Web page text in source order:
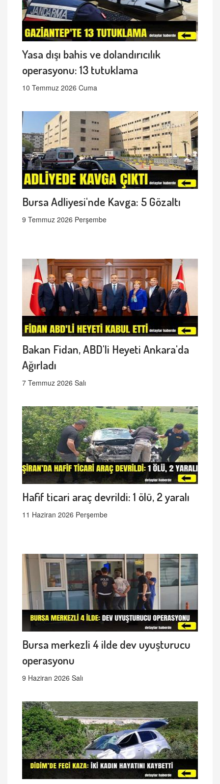
Yasa dışı bahis ve dolandırıcılık
operasyonu: 13 tutuklama
10 Temmuz 2026 Cuma
Bursa Adliyesi'nde Kavga: 5 Gözaltı
9 Temmuz 2026 Perşembe
Bakan Fidan, ABD'li Heyeti Ankara'da
Ağırladı
7 Temmuz 2026 Salı
Hafif ticari araç devrildi: 1 ölü, 2 yaralı
11 Haziran 2026 Perşembe
Bursa merkezli 4 ilde dev uyuşturucu
operasyonu
9 Haziran 2026 Salı